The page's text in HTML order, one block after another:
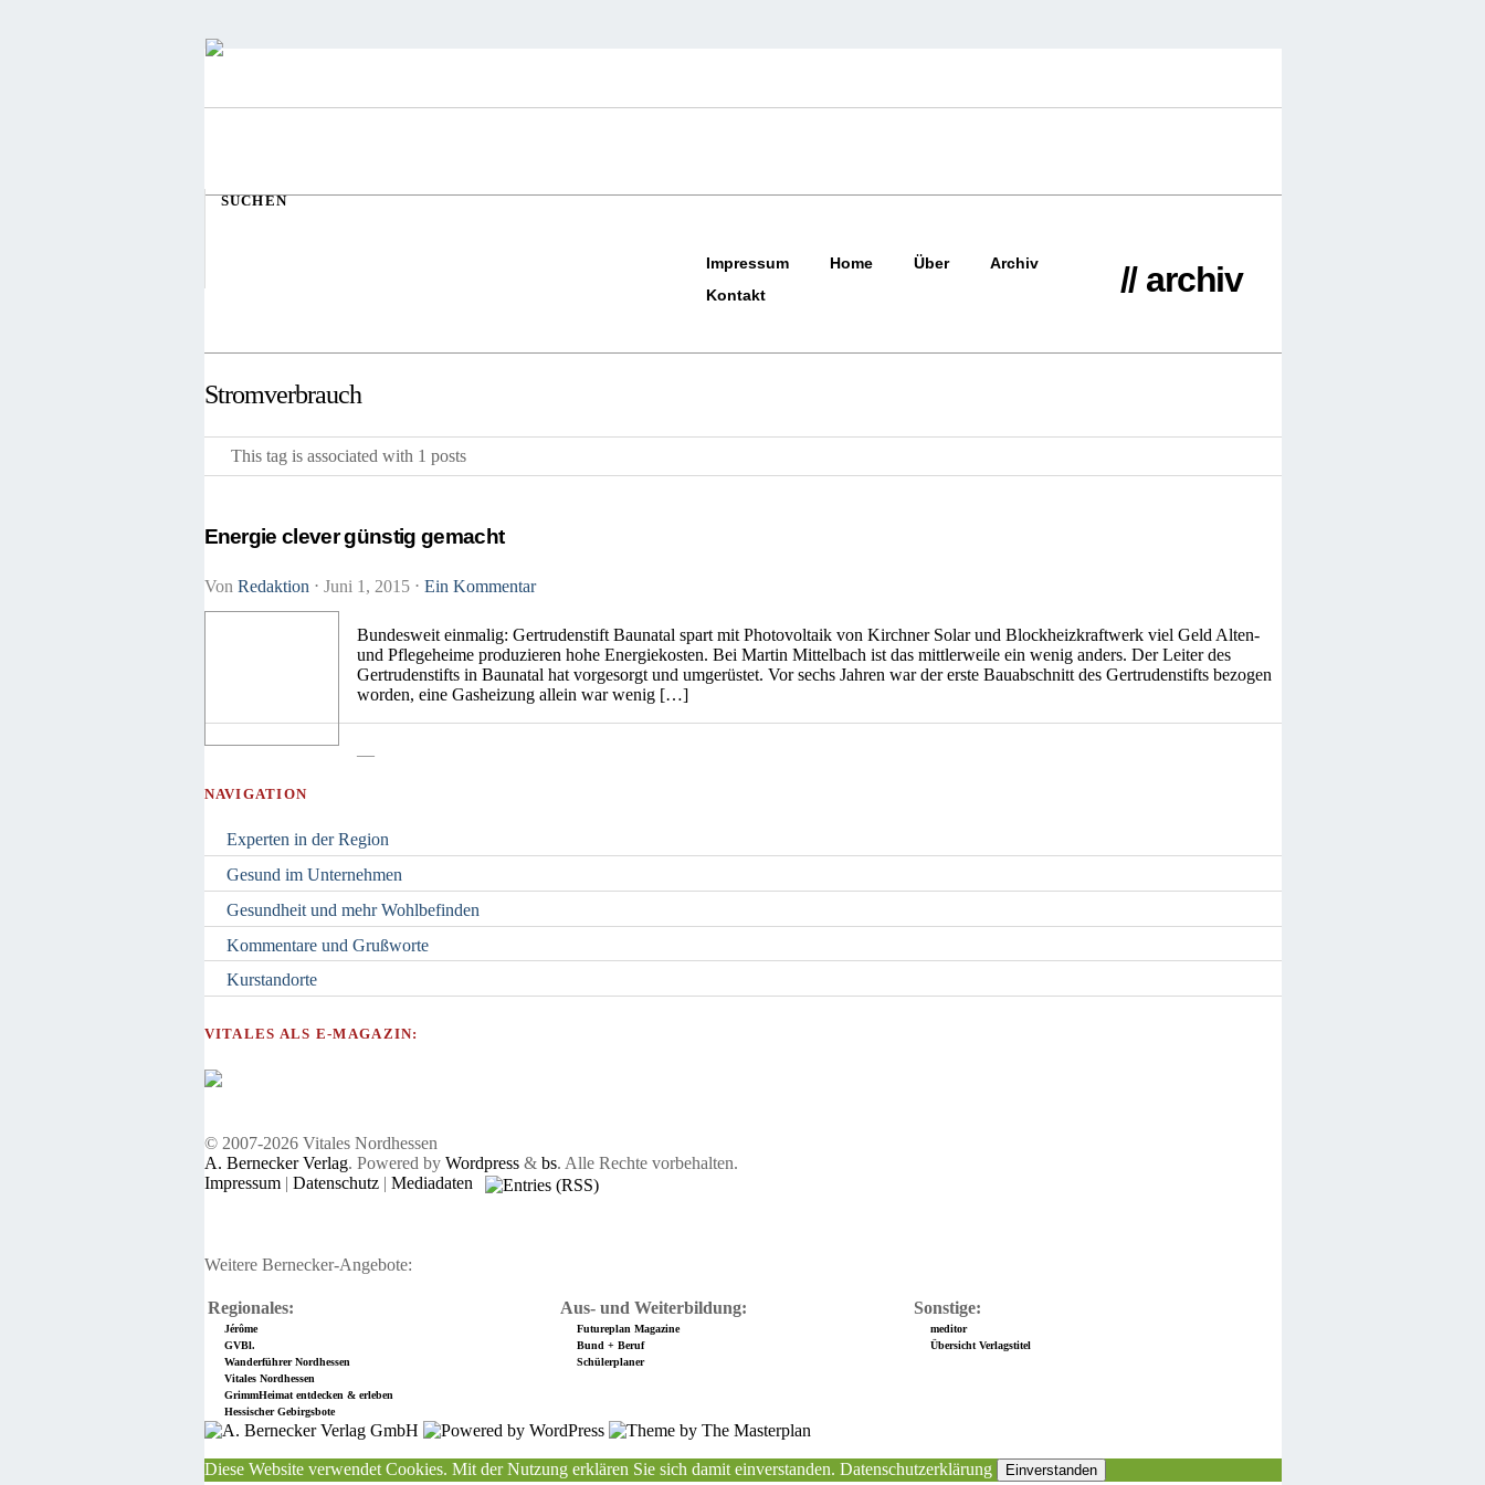
SUCHEN
Impressum Home Über
Archiv
Kontakt
// archiv
Stromverbrauch
This tag is associated with 1 posts
Energie clever günstig gemacht
Von Redaktion ⋅ Juni 1, 2015 ⋅ Ein Kommentar
Bundesweit einmalig: Gertrudenstift Baunatal spart mit Photovoltaik von Kirchner Solar und Blockheizkraftwerk viel Geld Alten-
und Pflegeheime produzieren hohe Energiekosten. Bei Martin Mittelbach ist das mittlerweile ein wenig anders. Der Leiter des
Gertrudenstifts in Baunatal hat vorgesorgt und umgerüstet. Vor sechs Jahren war der erste Bauabschnitt des Gertrudenstifts bezogen
worden, eine Gasheizung allein war wenig […]
—
NAVIGATION
Experten in der Region
Gesund im Unternehmen
Gesundheit und mehr Wohlbefinden
Kommentare und Grußworte
Kurstandorte
VITALES ALS E-MAGAZIN:
© 2007-2026 Vitales Nordhessen
A. Bernecker Verlag. Powered by Wordpress& bs. Alle Rechte vorbehalten.
Impressum| Datenschutz| Mediadaten
Weitere Bernecker-Angebote:
Regionales: Aus- und Weiterbildung: Sonstige:
Jérôme Futureplan Magazine
meditor
GVBl.
Bund + Beruf
Übersicht Verlagstitel
Wanderführer Nordhessen
Schülerplaner
Vitales Nordhessen
GrimmHeimat entdecken & erleben
Hessischer Gebirgsbote
Diese Website verwendet Cookies. Mit der Nutzung erklären Sie sich damit einverstanden. Datenschutzerklärung Einverstanden